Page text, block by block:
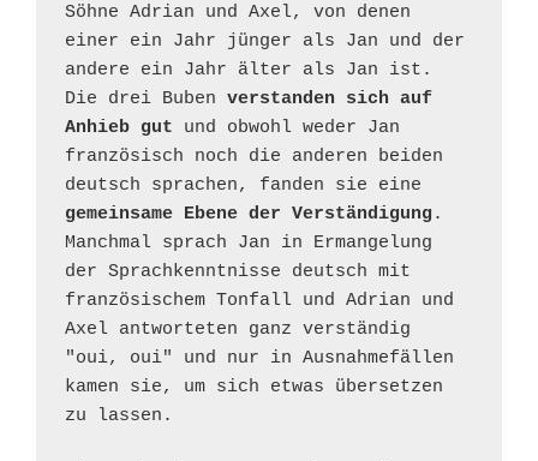
Söhne Adrian und Axel, von denen
einer ein Jahr jünger als Jan und der
andere ein Jahr älter als Jan ist.
Die drei Buben verstanden sich auf
Anhieb gut und obwohl weder Jan
französisch noch die anderen beiden
gemeinsame Ebene der Verständigung.
Manchmal sprach Jan in Ermangelung
der Sprachkenntnisse deutsch mit
französischem Tonfall und Adrian und
Axel antworteten ganz verständig
"oui, oui" und nur in Ausnahmefällen
kamen sie, um sich etwas übersetzen
zu lassen.